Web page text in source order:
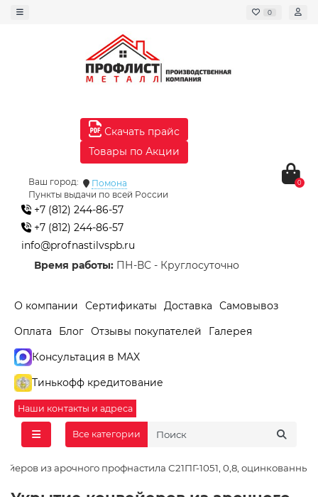
0
Скачать прайс
Товары по Акции
Ваш город:
Помона
Пункты выдачи по всей России
+7 (812) 244-86-57
+7 (812) 244-86-57
info@profnastilvspb.ru
Время работы: ПН-ВС - Круглосуточно
0
О компании Сертификаты Доставка
Самовывоз
Оплата
Блог Отзывы покупателей
Галерея
Консультация в MAX
Тинькофф кредитование
Наши контакты и адреса
Все категории
из арочного профнастила С21ПГ-1051, 0,8, оцинкованный